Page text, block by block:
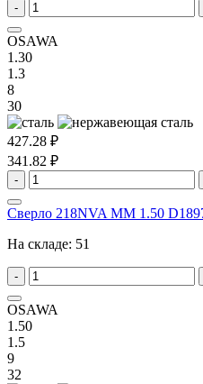
-
OSAWA
1.30
1.3
8
30
427.28 ₽
341.82 ₽
-
Сверло 218NVA MM 1.50
На складе: 51
-
OSAWA
1.50
1.5
9
32